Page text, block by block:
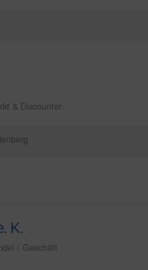
& Discounter
K.
/ Geschäft